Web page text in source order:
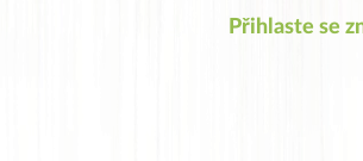
Přihlaste se